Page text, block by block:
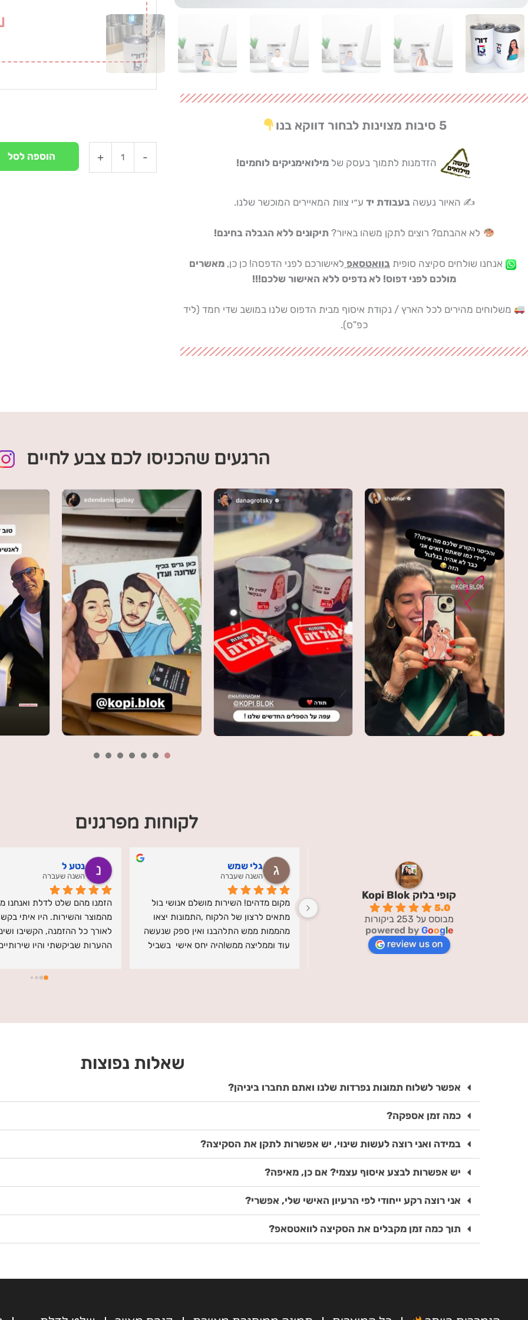
5 סיבות מצוינות לבחור דווקא בנו
הזדמנות לתמוך בעסק של מילואימניקים לוחמים!
✍️ האיור נעשהבעבודת יד ע״י צוות המאיירים המוכשר שלנו.
לא אהבתם? רוצים לתקן משהו באיור? תיקונים ללא הגבלה בחינם!
אנחנו שולחים סקיצה סופית בוואטסאפ לאישורכם לפני הדפסה! כן כן, מאשרים
מולכם לפני דפוס! לא נדפיס ללא האישור שלכם!!!
משלוחים מהירים לכל הארץ / נקודת איסוף מבית הדפוס שלנו במושב שדי חמד (ליד
כפ"ס).
-
+ הוספה לסל
הרגעים שהכניסו לכם צבע לחיים
לקוחות מפרגנים
קופי בלוק Kopi Blok
5.0
מבוסס על 253 ביקורות
powered by Google
review us on
נטע ל
השנה שעברה
הזמנו מהם שלט לדלת ואנחנו ממש מרוצים
Lidor Benami
השנה שעברה
אנחנו מרוצים מקסימום,הזמנו תמונה
מצויירת ששולבה מ2 תמונותכמתנה
לסבתאהסבתא התלהבה ממש!יצא מהמם
shahar hadida
השנה שעברה
​שאלות נפוצות
אפשר לשלוח תמונות נפרדות שלנו ואתם תחברו ביניהן?
כמה זמן אספקה?
במידה ואני רוצה לעשות שינוי, יש אפשרות לתקן את הסקיצה?
יש אפשרות לבצע איסוף עצמי? אם כן, מאיפה?
אני רוצה רקע ייחודי לפי הרעיון האישי שלי, אפשרי?
תוך כמה זמן מקבלים את הסקיצה לוואטסאפ?